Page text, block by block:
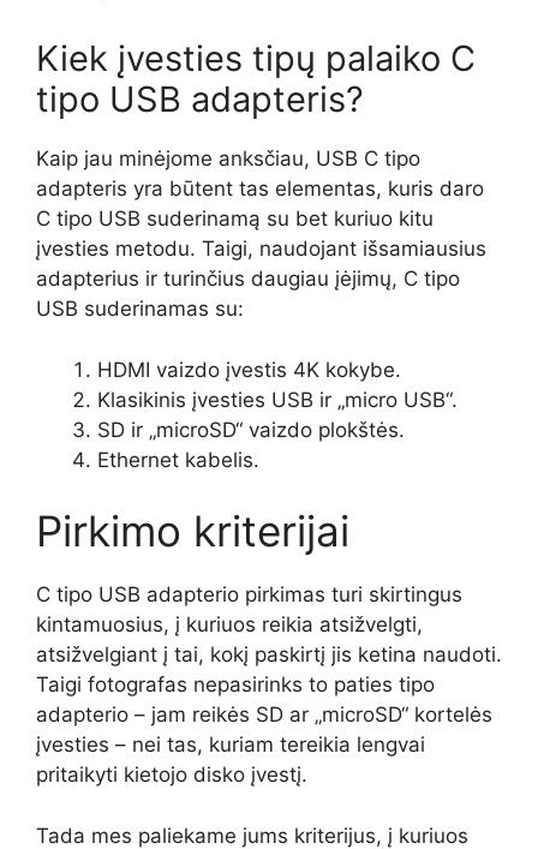
Kiek įvesties tipų palaiko C
tipo USB adapteris?
Kaip jau minėjome anksčiau, USB C tipo
adapteris yra būtent tas elementas, kuris daro
C tipo USB suderinamą su bet kuriuo kitu
įvesties metodu. Taigi, naudojant išsamiausius
adapterius ir turinčius daugiau įėjimų, C tipo
USB suderinamas su:
HDMI vaizdo įvestis 4K kokybe.
Klasikinis įvesties USB ir „micro USB“.
SD ir „microSD“ vaizdo plokštės.
Ethernet kabelis.
Pirkimo kriterijai
C tipo USB adapterio pirkimas turi skirtingus
kintamuosius, į kuriuos reikia atsižvelgti,
atsižvelgiant į tai, kokį paskirtį jis ketina naudoti.
Taigi fotografas nepasirinks to paties tipo
adapterio – jam reikės SD ar „microSD“ kortelės
įvesties – nei tas, kuriam tereikia lengvai
pritaikyti kietojo disko įvestį.
Tada mes paliekame jums kriterijus, į kuriuos